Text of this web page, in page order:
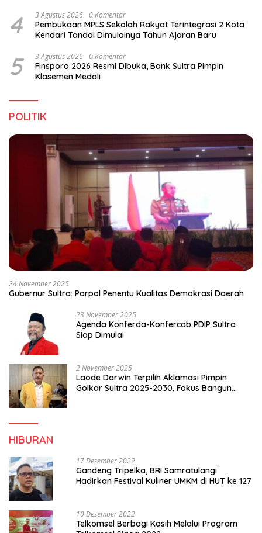
4 3 Agustus 2026 0 Komentar
Pembukaan MPLS Sekolah Rakyat Terintegrasi 2 Kota
Kendari Tandai Dimulainya Tahun Ajaran Baru
5 3 Agustus 2026 0 Komentar
Finspora 2026 Resmi Dibuka, Bank Sultra Pimpin
Klasemen Medali
POLITIK
24 November 2025
Gubernur Sultra: Parpol Penentu Kualitas Demokrasi Daerah
23 November 2025
Agenda Konferda-Konfercab PDIP Sultra
Siap Dimulai
2 November 2025
Laode Darwin Terpilih Aklamasi Pimpin
Golkar Sultra 2025-2030, Fokus Bangun
HIBURAN
17 Desember 2022
Gandeng Tripelka, BRI Samratulangi
Hadirkan Festival Kuliner UMKM di HUT ke 127
10 Desember 2022
Telkomsel Berbagi Kasih Melalui Program